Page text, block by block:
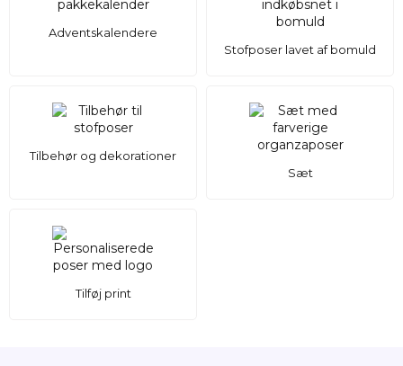
Adventskalendere
Stofposer lavet af bomuld
Tilbehør og dekorationer
Sæt
Tilføj print